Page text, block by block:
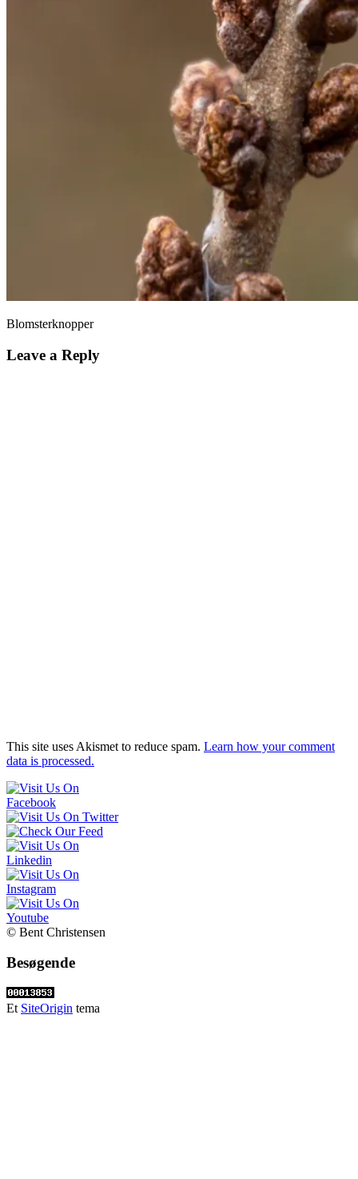
Blomsterknopper
Leave a Reply
This site uses Akismet to reduce spam. Learn how your comment
data is processed.
© Bent Christensen
Besøgende
Et SiteOrigin tema